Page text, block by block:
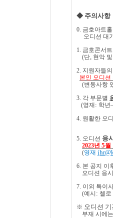
◆ 주의사항
0. 금호아트
오디션 대
1. 금호콘서
(단, 현악
2. 지원자들
본인 오디션
(변동사항
3. 각 부문별
(영재 : 학년
4. 원활한 오
5. 오디션 응
2023년 5월
(영재
6. 본 공지 이
오디션 응
7. 이외 특이
(예시 : 첼로
※ 오디션 기
부재 시에